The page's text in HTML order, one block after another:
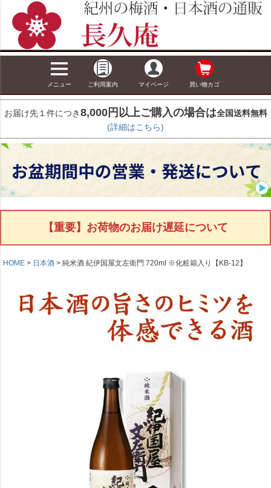
メニュー ご利用案内 マイページ 買い物カゴ
お届け先１件につき8,000円以上ご購入の場合は全国送料無料
(詳細はこちら)
【重要】お荷物のお届け遅延について
HOME 日本酒 純米酒 紀伊国屋文左衛門 720ml ※化粧箱入り【KB-12】